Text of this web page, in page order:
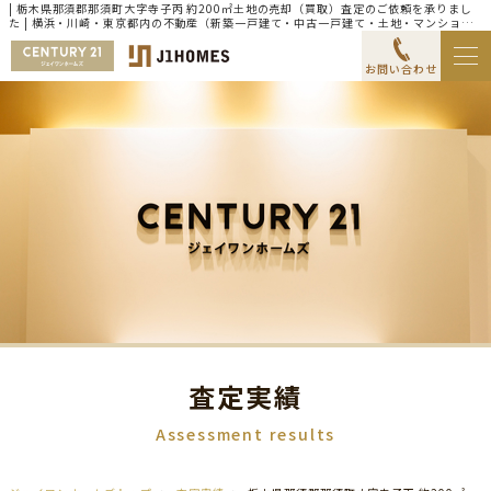
| 栃木県那須郡那須町大字寺子丙 約200㎡土地の売却（買取）査定のご依頼を承りまし
た | 横浜・川崎・東京都内の不動産（新築一戸建て・中古一戸建て・土地・マンショ
ン）ならセンチュリー21ジェイワンホームズ
お問い合わせ
査定実績
Assessment results